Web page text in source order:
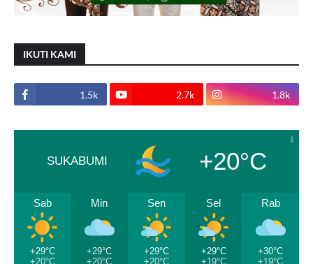
IKUTI KAMI
1.5k 2.7k 1.8k
SUKABUMI +20°C
Sab
+29°C
+20°C
Min
+29°C
+20°C
Sen
+29°C
+20°C
Sel
+29°C
+19°C
Rab
+30°C
+19°C